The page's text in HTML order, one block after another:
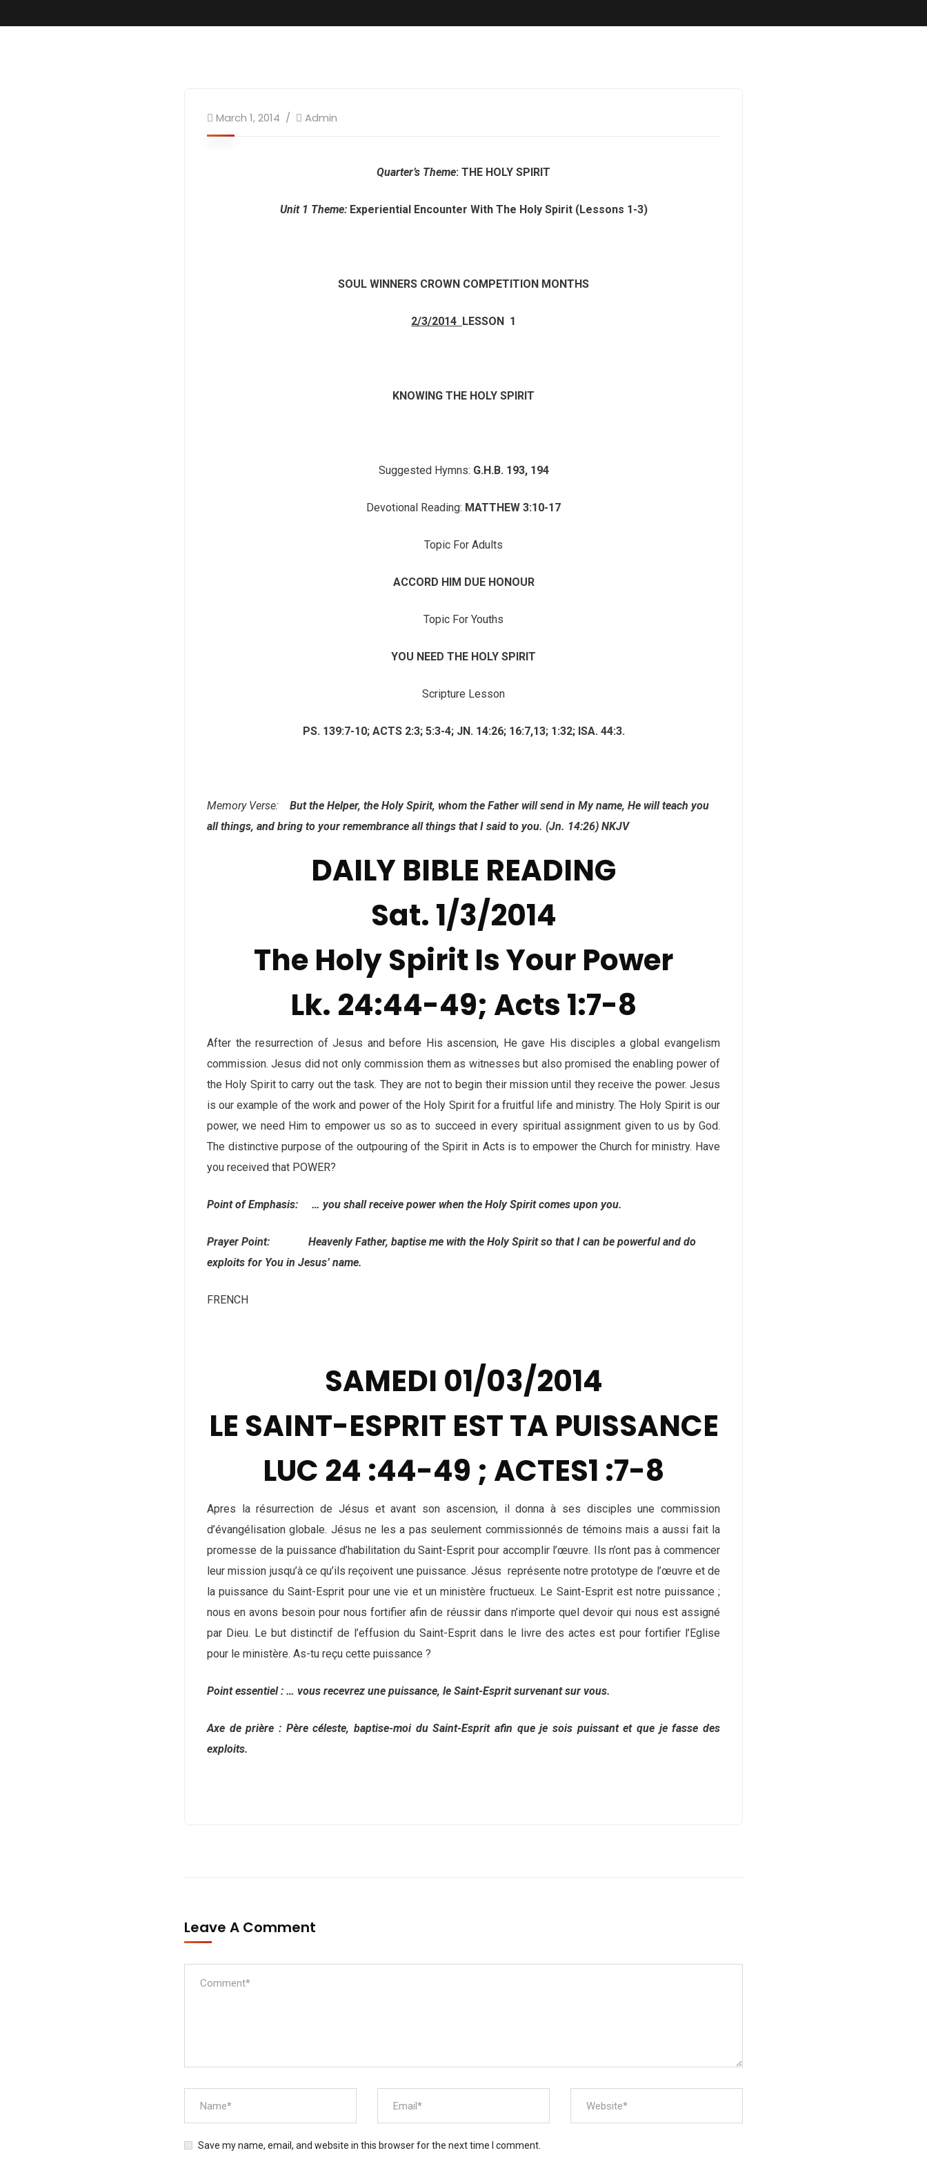
March 1, 2014 Admin
Quarter’s Theme: THE HOLY SPIRIT
Unit 1 Theme:Experiential Encounter With The Holy Spirit (Lessons 1-3)
SOUL WINNERS CROWN COMPETITION MONTHS
2/3/2014 LESSON 1
KNOWING THE HOLY SPIRIT
Suggested Hymns: G.H.B. 193, 194
Devotional Reading: MATTHEW 3:10-17
Topic For Adults
ACCORD HIM DUE HONOUR
Topic For Youths
YOU NEED THE HOLY SPIRIT
Scripture Lesson
PS. 139:7-10; ACTS 2:3; 5:3-4; JN. 14:26; 16:7,13; 1:32; ISA. 44:3.
Memory Verse: But the Helper, the Holy Spirit, whom the Father will send in My name, He will teach you
all things, and bring to your remembrance all things that I said to you. (Jn. 14:26) NKJV
DAILY BIBLE READING
Sat. 1/3/2014
The Holy Spirit Is Your Power
Lk. 24:44-49; Acts 1:7-8
After the resurrection of Jesus and before His ascension, He gave His disciples a global evangelism
commission. Jesus did not only commission them as witnesses but also promised the enabling power of
the Holy Spirit to carry out the task. They are not to begin their mission until they receive the power. Jesus
is our example of the work and power of the Holy Spirit for a fruitful life and ministry. The Holy Spirit is our
power, we need Him to empower us so as to succeed in every spiritual assignment given to us by God.
The distinctive purpose of the outpouring of the Spirit in Acts is to empower the Church for ministry. Have
you received that POWER?
Point of Emphasis: … you shall receive power when the Holy Spirit comes upon you.
Prayer Point: Heavenly Father, baptise me with the Holy Spirit so that I can be powerful and do
exploits for You in Jesus’ name.
FRENCH
SAMEDI 01/03/2014
LE SAINT-ESPRIT EST TA PUISSANCE
LUC 24 :44-49 ; ACTES1 :7-8
Apres la résurrection de Jésus et avant son ascension, il donna à ses disciples une commission
d’évangélisation globale. Jésus ne les a pas seulement commissionnés de témoins mais a aussi fait la
promesse de la puissance d’habilitation du Saint-Esprit pour accomplir l’œuvre. Ils n’ont pas à commencer
leur mission jusqu’à ce qu’ils reçoivent une puissance. Jésus représente notre prototype de l’œuvre et de
la puissance du Saint-Esprit pour une vie et un ministère fructueux. Le Saint-Esprit est notre puissance ;
nous en avons besoin pour nous fortifier afin de réussir dans n’importe quel devoir qui nous est assigné
par Dieu. Le but distinctif de l’effusion du Saint-Esprit dans le livre des actes est pour fortifier l’Eglise
pour le ministère. As-tu reçu cette puissance ?
Point essentiel : … vous recevrez une puissance, le Saint-Esprit survenant sur vous.
Axe de prière : Père céleste, baptise-moi du Saint-Esprit afin que je sois puissant et que je fasse des
exploits.
Leave A Comment
Save my name, email, and website in this browser for the next time I comment.